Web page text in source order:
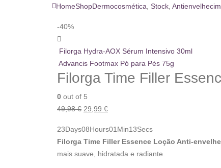
HomeShopDermocosmética Stock
-40%
Filorga Hydra-AOX Sérum Intensivo 30ml
Advancis Footmax Pó para Pés 75g
Filorga Time Filler
0 out of 5
49,98€ 29,99 €
23Days08Hours01 Min13Secs
Filorga Time Filler Essence Loção Anti-
mais suave, hidratada e radiante.